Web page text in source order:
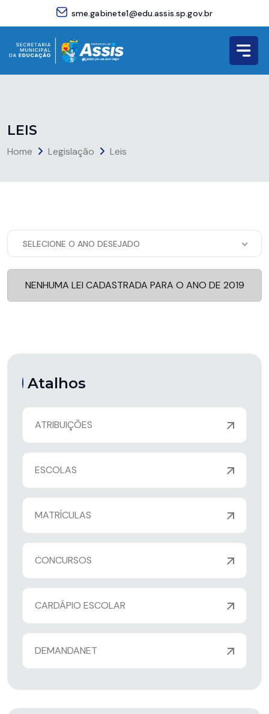
sme.gabinete1@edu.assis.sp.gov.br
LEIS
Home Legislação Leis
SELECIONE O ANO DESEJADO
NENHUMA LEI CADASTRADA PARA O ANO DE 2019
Atalhos
ATRIBUIÇÕES
ESCOLAS
MATRÍCULAS
CONCURSOS
CARDÁPIO ESCOLAR
DEMANDANET